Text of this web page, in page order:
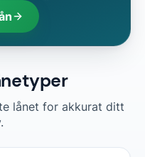
lånet for akkurat ditt